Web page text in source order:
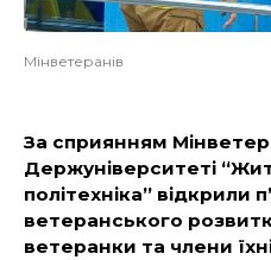
Мінветеранів
За сприянням
Держуніверситеті
політехніка” відкрили
ветеранського
ветеранки та члени